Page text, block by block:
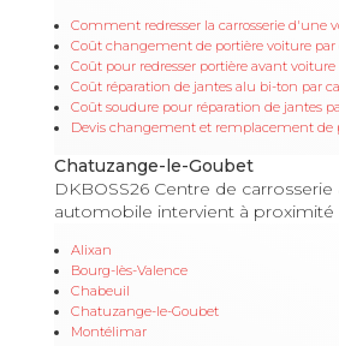
Comment redresser la carrosserie d'une
Coût changement de portière voiture par
Coût pour redresser portière avant voiture
Coût réparation de jantes alu bi-ton par
Coût soudure pour réparation de jantes
Devis changement et remplacement de
Chatuzange-le-Goubet
DKBOSS26 Centre de
automobile intervient à proximité
Alixan
Bourg-lès-Valence
Chabeuil
Chatuzange-le-Goubet
Montélimar